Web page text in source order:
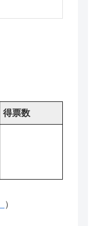
得票数
）